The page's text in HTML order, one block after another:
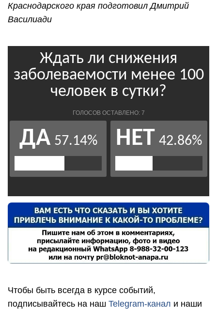
Краснодарского края подготовил Дмитрий
Василиади
Чтобы быть всегда в курсе событий,
подписывайтесь на наш Telegram-канал и наши